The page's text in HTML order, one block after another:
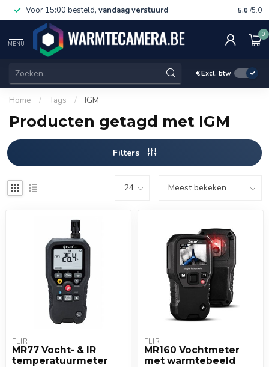
Voor 15:00 besteld, vandaag verstuurd Gratis
5.0 /5.0
MENU
0
€Excl. btw
Home / Tags / IGM
Producten getagd met IGM
Filters
FLIR
MR77 Vocht- & IR
temperatuurmeter
FLIR
MR160 Vochtmeter
met warmtebeeld